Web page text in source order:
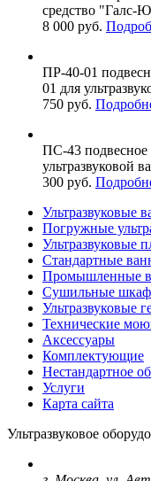
средство "Галс-
8 000 руб.
ПР-40-01
01 для
750 руб.
ПС-43 подвесное
ультразвуковой
300 руб.
Ультразвуковые
Погружные
Ультразвуковые
Стандартные
Промышленные
Сушильные
Ультразвуковые
Технические
Аксессуары
Комплектующие
Нестандартное
Услуги
Карта сайта
Ультразвуковое